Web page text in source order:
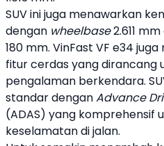
SUVini juga menawarkan
dengan wheelbase2.611
180 mm. VinFast VF e34 juga
fitur cerdas yang dirancang
pengalaman berkendara.
standar denganAdvance
(ADAS) yang komprehensif
keselamatan di jalan.